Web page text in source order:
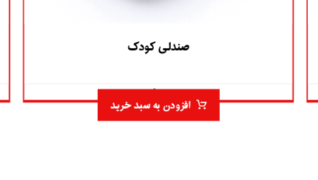
صندلی کودک
۵.۰
افزودن به سبد خرید